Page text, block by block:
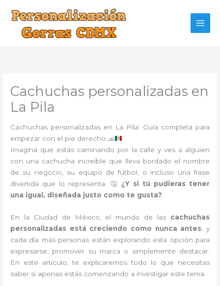
contenido
Cachuchas personalizadas en
La Pila
Cachuchas personalizadas en La Pila: Guía completa para
empezar con el pie derecho🧢
Imagina que estás caminando por la calle y ves a alguien
con una cachucha increíble que lleva bordado el nombre
de su negocio, su equipo de fútbol, o incluso una frase
divertida que lo representa. 🤔 ¿Y si tú pudieras tener
una igual, diseñada justo como te gusta?
En la Ciudad de México, el mundo de las cachuchas
personalizadas está creciendo como nunca antes , y
cada día más personas están explorando esta opción para
expresarse, promover su marca o simplemente destacar.
En este artículo, te explicaremos todo lo que necesitas
saber si apenas estás comenzando a investigar este tema.